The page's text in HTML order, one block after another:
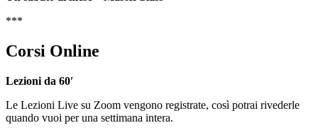
***
Corsi Online
Lezioni da 60′
Le Lezioni Live su Zoom vengono registrate, così potrai rivederle
quando vuoi per una settimana intera.